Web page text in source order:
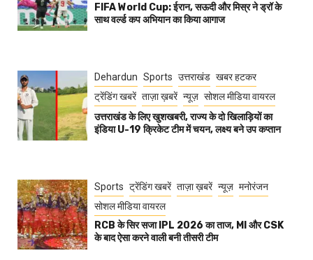
FIFA World Cup: ईरान, सऊदी और मिस्र ने ड्रॉ के
साथ वर्ल्ड कप अभियान का किया आगाज
Dehardun Sports उत्तराखंड खबर हटकर
ट्रेंडिंग खबरें ताज़ा ख़बरें न्यूज़ सोशल मीडिया वायरल
उत्तराखंड के लिए खुशखबरी, राज्य के दो खिलाड़ियों का
इंडिया U-19 क्रिकेट टीम में चयन, लक्ष्य बने उप कप्तान
Sports ट्रेंडिंग खबरें ताज़ा ख़बरें न्यूज़ मनोरंजन
सोशल मीडिया वायरल
RCB के सिर सजा IPL 2026 का ताज, MI और CSK
के बाद ऐसा करने वाली बनी तीसरी टीम